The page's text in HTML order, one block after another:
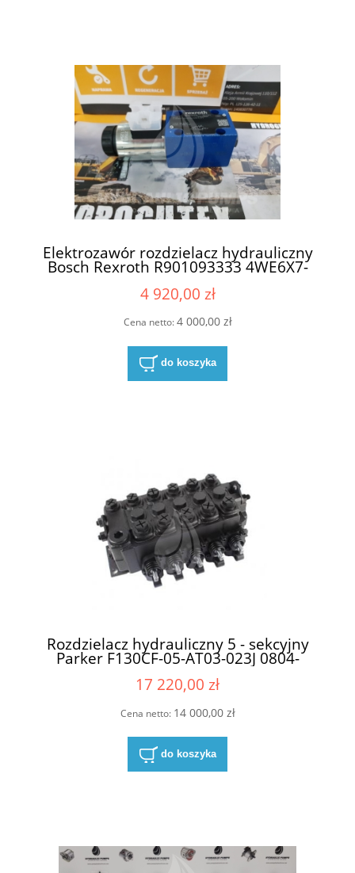
Elektrozawór rozdzielacz hydrauliczny
Bosch Rexroth R901093333 4WE6X7-
6X/EG24N9K4/ZV 4WE 6 X7-
4 920,00 zł
Cena netto:4 000,00 zł
do koszyka
Rozdzielacz hydrauliczny 5 - sekcyjny
Parker F130CF-05-AT03-023J 0804-
17 220,00 zł
Cena netto: 14 000,00 zł
do koszyka